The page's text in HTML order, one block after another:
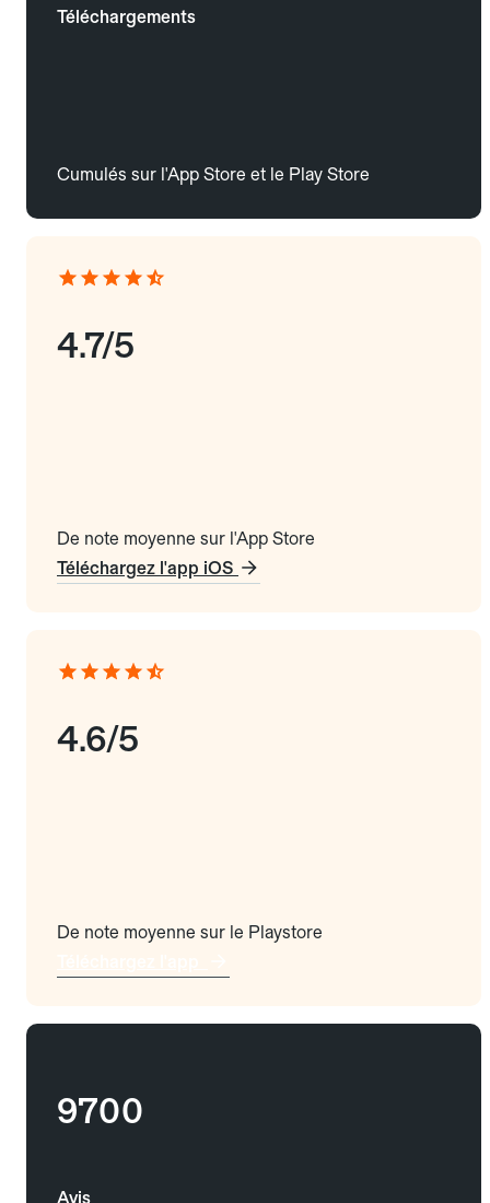
Téléchargements
Cumulés sur l'App Store et le Play Store
4.7/5
De note moyenne sur l'App Store
Téléchargez l'app iOS
4.6/5
De note moyenne sur le Playstore
9700
Avis